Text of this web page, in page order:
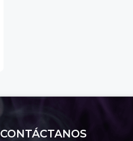
CONTÁCTANOS